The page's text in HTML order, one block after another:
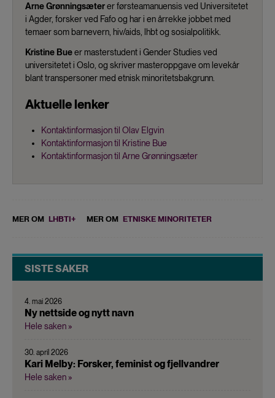
Arne Grønningsæterer førsteamanuensis ved Universitetet
i Agder, forsker ved Fafo og har i en årrekke jobbet med
temaer som barnevern, hiv/aids, lhbt og sosialpolitikk.
Kristine Bueer masterstudent i Gender Studies ved
universitetet i Oslo, og skriver masteroppgave om levekår
blant transpersoner med etnisk minoritetsbakgrunn.
Aktuelle lenker
Kontaktinformasjon til Olav Elgvin
Kontaktinformasjon til Kristine Bue
Kontaktinformasjon til Arne Grønningsæter
MER OM LHBTI+ MER OM ETNISKE MINORITETER
SISTE SAKER
4. mai 2026
Ny nettside og nytt navn
Hele saken »
30. april 2026
Kari Melby: Forsker, feminist og fjellvandrer
Hele saken »